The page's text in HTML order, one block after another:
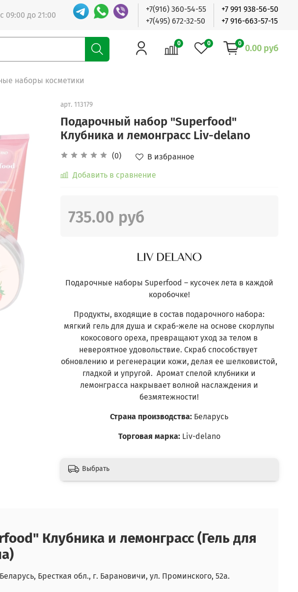
с 09:00 до 21:00
+7(916) 360-54-55
+7(495) 672-32-50
+7 991 938-56-50
+7 916-663-57-15
0 0 0 0.00 руб
наборы косметики
арт. 113179
Подарочный набор "Superfood"
Клубника и лемонграсс Liv-delano
(0)
В избранное
Добавить в сравнение
735.00 руб
Подарочные наборы Superfood – кусочек лета в каждой
коробочке!
Продукты, входящие в состав подарочного набора:
мягкий гель для душа и скраб-желе на основе скорлупы
кокосового ореха, превращают уход за телом в
невероятное удовольствие. Скраб способствует
обновлению и регенерации кожи, делая ее шелковистой,
гладкой и упругой. Аромат спелой клубники и
лемонграсса накрывает волной наслаждения и
безмятежности!
Страна производства: Беларусь
Торговая марка:Liv-delano
Выбрать
Клубника и лемонграсс (Гель для
Бресткая обл., г. Барановичи, ул. Проминского, 52а.